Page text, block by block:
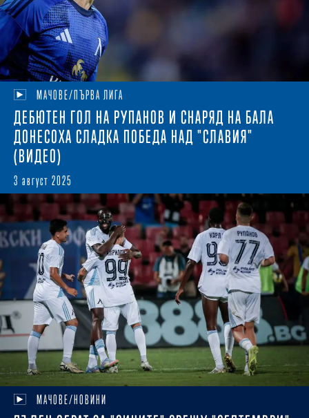
МАЧОВЕ/ПЪРВА ЛИГА
ДЕБЮТЕН ГОЛ НА РУПАНОВ И СНАРЯД НА БАЛА
ДОНЕСОХА СЛАДКА ПОБЕДА НАД "СЛАВИЯ"
(ВИДЕО)
3 август 2025
МАЧОВЕ/НОВИНИ